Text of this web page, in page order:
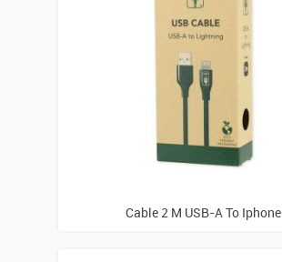
Cable 2 M USB-A To Iphone